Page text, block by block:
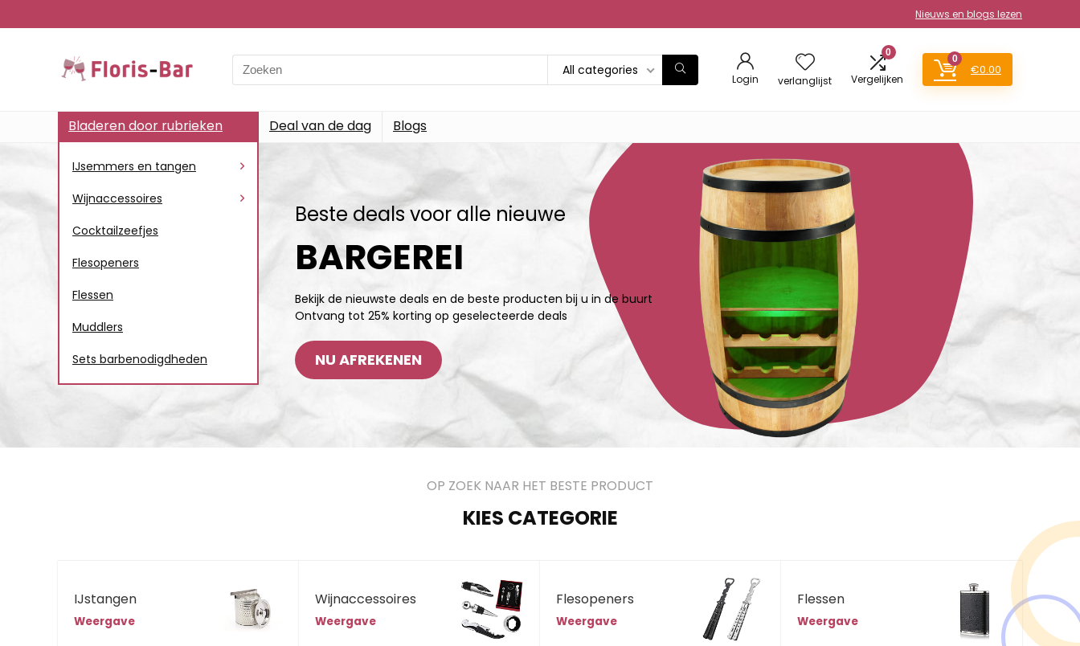
Nieuws en blogs lezen
All categories
Login verlanglijst
0
Vergelijken
0
€0.00
Bladeren door rubrieken
IJsemmers en tangen
Wijnaccessoires
Cocktailzeefjes
Flesopeners
Flessen
Muddlers
Sets barbenodigdheden
Deal van de dag Blogs
Beste deals voor alle nieuwe
BARGEREI
Bekijk de nieuwste deals en de beste producten bij u in de buurt
Ontvang tot 25% korting op geselecteerde deals
NU AFREKENEN
OP ZOEK NAAR HET BESTE PRODUCT
KIES CATEGORIE
IJstangen
Weergave
Wijnaccessoires
Weergave
Flesopeners
Weergave
Flessen
Weergave